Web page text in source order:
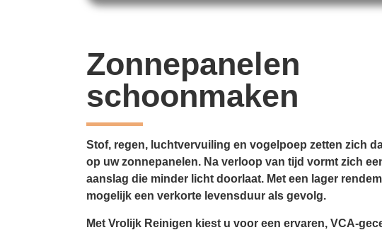
Zonnepanelen
schoonmaken
Stof, regen, luchtvervuiling en vogelpoep zetten zich
op uw zonnepanelen. Na verloop van tijd vormt zich
aanslag die minder licht doorlaat. Met een lager
mogelijk een verkorte levensduur als gevolg.
Met Vrolijk Reinigen kiest u voor een ervaren, VCA-